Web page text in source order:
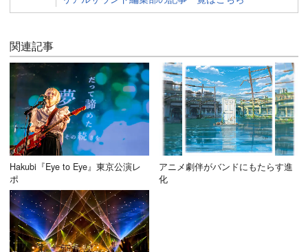
関連記事
Hakubi『Eye to Eye』東京公演レ
ポ
アニメ劇伴がバンドにもたらす進
化